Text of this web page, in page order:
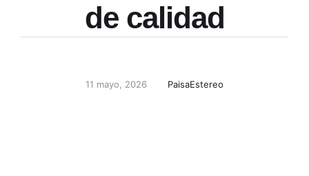
de calidad
11 mayo, 2026 PaisaEstereo